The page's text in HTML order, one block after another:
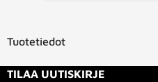
Tuotetiedot
TILAA UUTISKIRJE